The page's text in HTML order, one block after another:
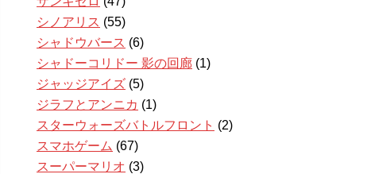
シノアリス (55)
シャドウバース (6)
シャドーコリドー 影の回廊 (1)
ジャッジアイズ (5)
ジラフとアンニカ (1)
スターウォーズバトルフロント (2)
スマホゲーム (67)
スーパーマリオ (3)